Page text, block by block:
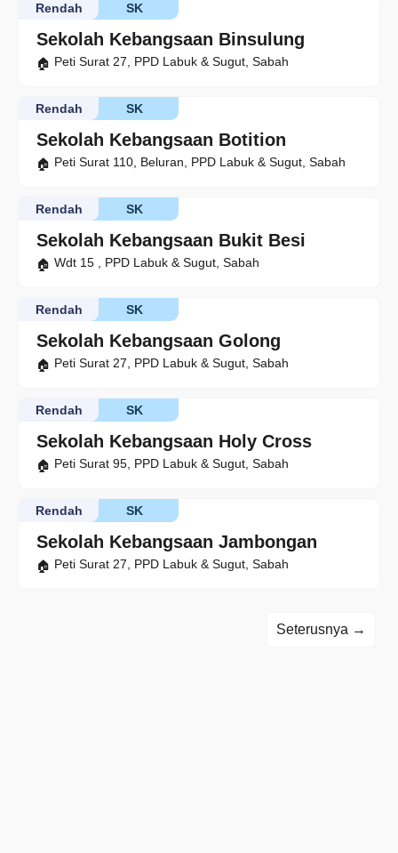
Sekolah Kebangsaan Binsulung
SK
Rendah
Peti Surat 27, PPD Labuk & Sugut, Sabah
Sekolah Kebangsaan Botition
SK
Rendah
Peti Surat 110, Beluran, PPD Labuk & Sugut, Sabah
Sekolah Kebangsaan Bukit Besi
SK
Rendah
Wdt 15 , PPD Labuk & Sugut, Sabah
Sekolah Kebangsaan Golong
SK
Rendah
Peti Surat 27, PPD Labuk & Sugut, Sabah
Sekolah Kebangsaan Holy Cross
SK
Rendah
Peti Surat 95, PPD Labuk & Sugut, Sabah
Sekolah Kebangsaan Jambongan
SK
Rendah
Peti Surat 27, PPD Labuk & Sugut, Sabah
Seterusnya →